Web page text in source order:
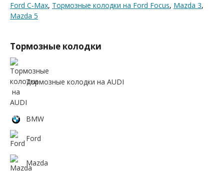
Ford C-Max, Тормозные колодки на Ford Focus, Mazda 3,
Mazda 5
Тормозные колодки
Тормозные колодки на AUDI
BMW
Ford
Mazda